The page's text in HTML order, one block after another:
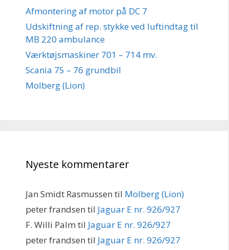
Afmontering af motor på DC 7
Udskiftning af rep. stykke ved luftindtag til
MB 220 ambulance
Værktøjsmaskiner 701 – 714 mv.
Scania 75 – 76 grundbil
Molberg (Lion)
Nyeste kommentarer
Jan Smidt Rasmussen til Molberg (Lion)
peter frandsen til Jaguar E nr. 926/927
F. Willi Palm til Jaguar E nr. 926/927
peter frandsen til Jaguar E nr. 926/927